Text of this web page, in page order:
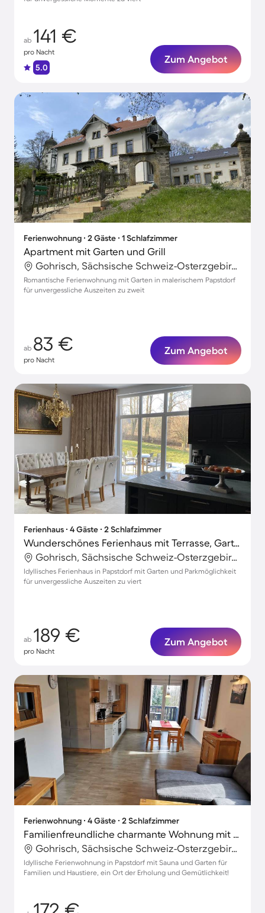
ab 141 €
pro Nacht
5.0
Zum Angebot
Ferienwohnung ∙ 2 Gäste ∙ 1 Schlafzimmer
Apartment mit Garten und Grill
Gohrisch, Sächsische Schweiz-Osterzgebirge, Deutschland
Romantische Ferienwohnung mit Garten in malerischem Papstdorf
für unvergessliche Auszeiten zu zweit
ab 83 €
pro Nacht
Zum Angebot
Ferienhaus ∙ 4 Gäste ∙ 2 Schlafzimmer
Wunderschönes Ferienhaus mit Terrasse, Garten und Grill
Gohrisch, Sächsische Schweiz-Osterzgebirge, Deutschland
Idyllisches Ferienhaus in Papstdorf mit Garten und Parkmöglichkeit
für unvergessliche Auszeiten zu viert
ab 189 €
pro Nacht
Zum Angebot
Ferienwohnung ∙ 4 Gäste ∙ 2 Schlafzimmer
Familienfreundliche charmante Wohnung mit Garten und Sauna | Ideal für Homeoffice | Hunde erlaubt
Gohrisch, Sächsische Schweiz-Osterzgebirge, Deutschland
Idyllische Ferienwohnung in Papstdorf mit Sauna und Garten für
Familien und Haustiere, ein Ort der Erholung und Gemütlichkeit!